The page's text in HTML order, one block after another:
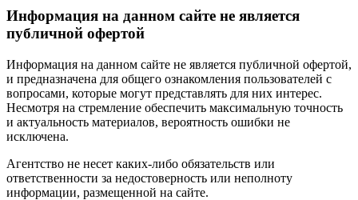
Информация на данном сайте не является
публичной офертой
Информация на данном сайте не является публичной офертой,
и предназначена для общего ознакомления пользователей с
вопросами, которые могут представлять для них интерес.
Несмотря на стремление обеспечить максимальную точность
и актуальность материалов, вероятность ошибки не
исключена.
Агентство не несет каких-либо обязательств или
ответственности за недостоверность или неполноту
информации, размещенной на сайте.